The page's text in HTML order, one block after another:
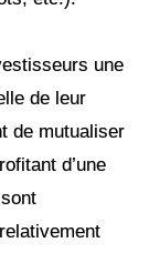
une
de leur
de mutualiser
d’une